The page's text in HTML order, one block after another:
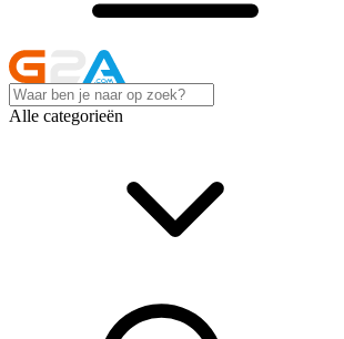
Alle categorieën